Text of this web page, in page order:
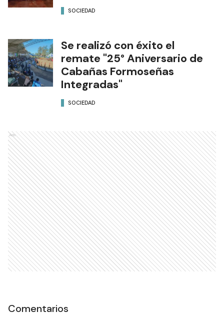
SOCIEDAD
Se realizó con éxito el
remate "25° Aniversario de
Cabañas Formoseñas
Integradas"
SOCIEDAD
Ads
Comentarios